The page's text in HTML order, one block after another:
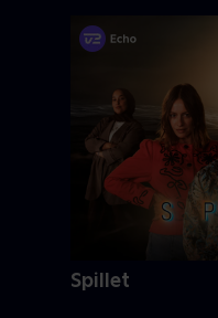
Spillet